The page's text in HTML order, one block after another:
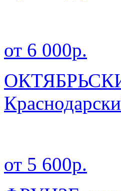
от 6 000р.
от 5 600р.